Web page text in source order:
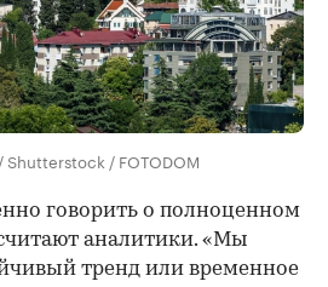
/ FOTODOM
говорить о полноценном
аналитики. «Мы
тренд или временное